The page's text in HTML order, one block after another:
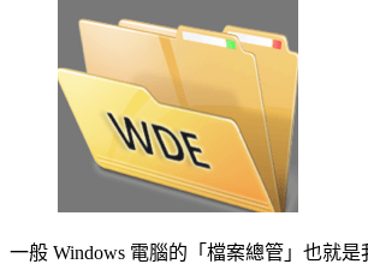
一般 Windows 電腦的「檔案總管」也就